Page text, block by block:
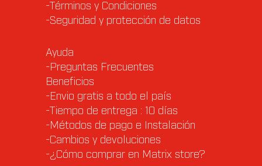
-Términos y Condiciones
-Seguridad y protección de datos
Ayuda
-Preguntas Frecuentes
Beneficios
-Envio gratis a todo el país
-Tiempo de entrega : 10 días
-Métodos de pago e Instalación
-Cambios y devoluciones
-¿Cómo comprar en Matrix store?